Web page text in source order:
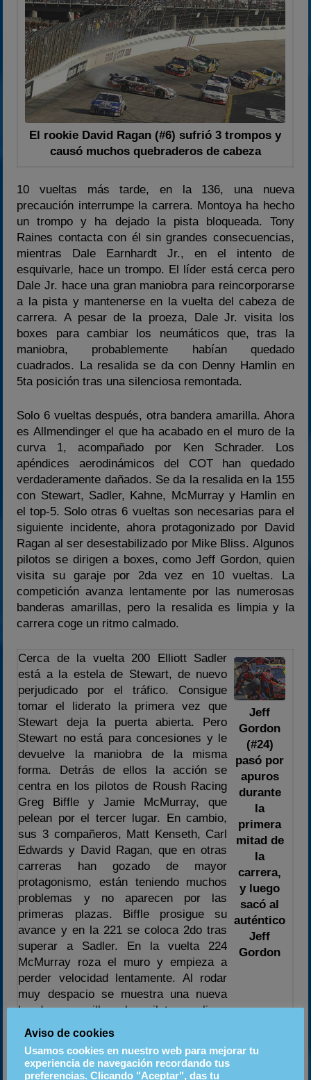
El rookie David Ragan (#6) sufrió 3 trompos y
causó muchos quebraderos de cabeza
10 vueltas más tarde, en la 136, una nueva
precaución interrumpe la carrera. Montoya ha hecho
un trompo y ha dejado la pista bloqueada. Tony
Raines contacta con él sin grandes consecuencias,
mientras Dale Earnhardt Jr., en el intento de
esquivarle, hace un trompo. El líder está cerca pero
Dale Jr. hace una gran maniobra para reincorporarse
a la pista y mantenerse en la vuelta del cabeza de
carrera. A pesar de la proeza, Dale Jr. visita los
boxes para cambiar los neumáticos que, tras la
maniobra, probablemente habían quedado
cuadrados. La resalida se da con Denny Hamlin en
5ta posición tras una silenciosa remontada.
Solo 6 vueltas después, otra bandera amarilla. Ahora
es Allmendinger el que ha acabado en el muro de la
curva 1, acompañado por Ken Schrader. Los
apéndices aerodinámicos del COT han quedado
verdaderamente dañados. Se da la resalida en la 155
con Stewart, Sadler, Kahne, McMurray y Hamlin en
el top-5. Solo otras 6 vueltas son necesarias para el
siguiente incidente, ahora protagonizado por David
Ragan al ser desestabilizado por Mike Bliss. Algunos
pilotos se dirigen a boxes, como Jeff Gordon, quien
visita su garaje por 2da vez en 10 vueltas. La
competición avanza lentamente por las numerosas
banderas amarillas, pero la resalida es limpia y la
carrera coge un ritmo calmado.
Cerca de la vuelta 200 Elliott Sadler
está a la estela de Stewart, de nuevo
perjudicado por el tráfico. Consigue
tomar el liderato la primera vez que
Stewart deja la puerta abierta. Pero
Stewart no está para concesiones y le
devuelve la maniobra de la misma
forma. Detrás de ellos la acción se
centra en los pilotos de Roush Racing
Greg Biffle y Jamie McMurray, que
pelean por el tercer lugar. En cambio,
sus 3 compañeros, Matt Kenseth, Carl
Edwards y David Ragan, que en otras
carreras han gozado de mayor
protagonismo, están teniendo muchos
problemas y no aparecen por las
primeras plazas. Biffle prosigue su
avance y en la 221 se coloca 2do tras
superar a Sadler. En la vuelta 224
McMurray roza el muro y empieza a
perder velocidad lentamente. Al rodar
muy despacio se muestra una nueva
bandera amarilla y los pilotos realizan
sus paradas. El vencedor de la última
solicitar ajustes en su Chevrolet. Las
posiciones en cabeza las ocupan
Jeff
Gordon
(#24)
pasó por
apuros
durante
la
primera
mitad de
la
carrera,
y luego
sacó al
auténtico
Jeff
Gordon
Aviso de cookies
Usamos cookies en nuestro web para mejorar tu
experiencia de navegación recordando tus
preferencias. Clicando "Aceptar", das tu